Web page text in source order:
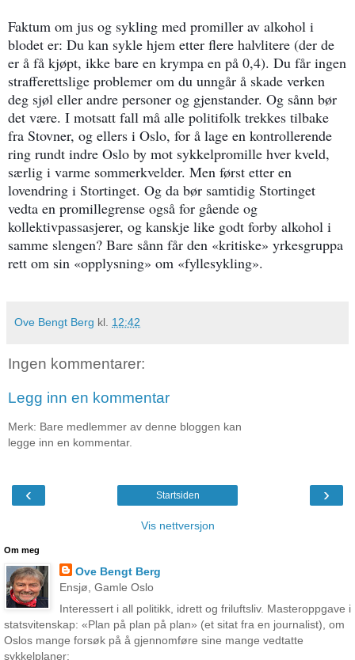
Faktum om jus og sykling med promiller av alkohol i
blodet er: Du kan sykle hjem etter flere halvlitere (der de
er å få kjøpt, ikke bare en krympa en på 0,4). Du får ingen
strafferettslige problemer om du unngår å skade verken
deg sjøl eller andre personer og gjenstander. Og sånn bør
det være. I motsatt fall må alle politifolk trekkes tilbake
fra Stovner, og ellers i Oslo, for å lage en kontrollerende
ring rundt indre Oslo by mot sykkelpromille hver kveld,
særlig i varme sommerkvelder. Men først etter en
lovendring i Stortinget. Og da bør samtidig Stortinget
vedta en promillegrense også for gående og
kollektivpassasjerer, og kanskje like godt forby alkohol i
samme slengen? Bare sånn får den «kritiske» yrkesgruppa
rett om sin «opplysning» om «fyllesykling».
Ove Bengt Berg kl. 12:42
Ingen kommentarer:
Legg inn en kommentar
Merk: Bare medlemmer av denne bloggen kan
legge inn en kommentar.
‹ ›
Startsiden
Vis nettversjon
Om meg
Ove Bengt Berg
Ensjø, Gamle Oslo
Interessert i all politikk, idrett og friluftsliv. Masteroppgave i
statsvitenskap: «Plan på plan på plan» (et sitat fra en journalist), om
Oslos mange forsøk på å gjennomføre sine mange vedtatte
sykkelplaner: